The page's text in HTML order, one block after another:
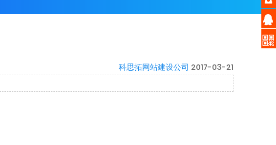
科思拓网站建设公司 2017-03-21